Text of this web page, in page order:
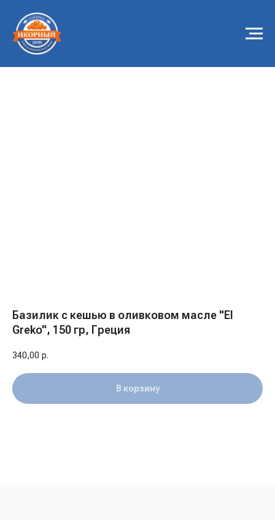
Базилик с кешью в оливковом масле "El
Greko", 150 гр, Греция
340,00 р.
В корзину